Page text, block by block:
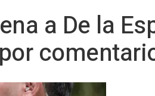
a De la